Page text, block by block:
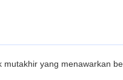
yang menawarkan